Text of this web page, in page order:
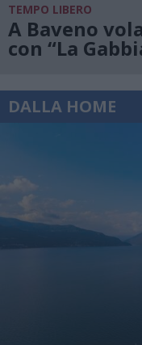
TEMPO LIBERO
A Baveno
con “La
DALLA HOME